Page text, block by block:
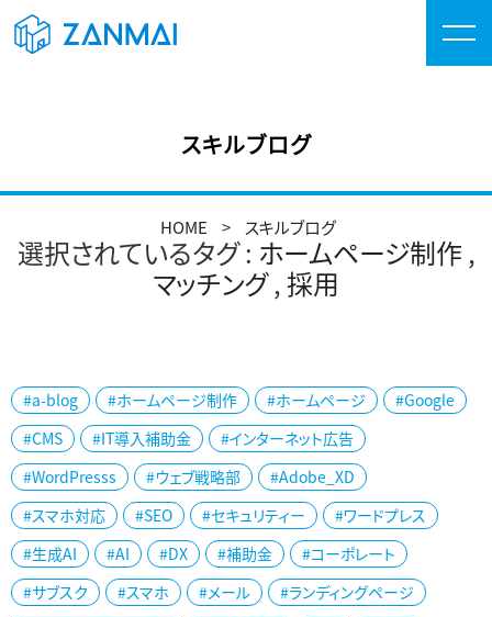
スキルブログ
HOME スキルブログ
選択されているタグ : ホームページ制作 ,
マッチング, 採用
#a-blog #ホームページ制作 #ホームページ
#Google
#CMS
#IT導入補助金
#インターネット広告
#WordPresss
#ウェブ戦略部
#Adobe_XD
#スマホ対応
#SEO #セキュリティー
#ワードプレス
#生成AI
#AI #DX #補助金
#コーポレート
#サブスク
#スマホ #メール
#ランディングページ